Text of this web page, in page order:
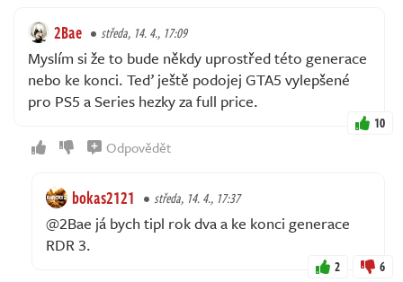
2Bae středa, 14. 4., 17:09
Myslím si že to bude někdy uprostřed této generace
nebo ke konci. Teď ještě podojej GTA5 vylepšené
pro PS5 a Series hezky za full price.
10
Odpovědět
bokas2121 středa, 14. 4., 17:37
@2Bae já bych tipl rok dva a ke konci generace
RDR 3.
2 6